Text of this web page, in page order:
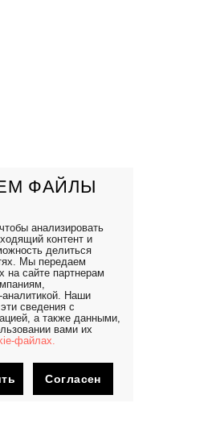
ФАЙЛЫ
анализировать
контент и
делиться
Мы передаем
сайте партнерам
Наши
сведения с
а также данными,
вами их
файлах.
Согласен